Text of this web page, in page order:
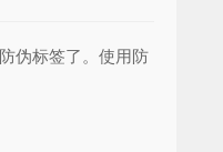
伪标签了。使用防